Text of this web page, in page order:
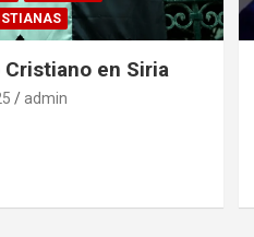
en Siria
admin